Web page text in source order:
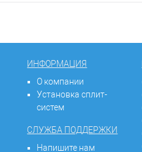
ИНФОРМАЦИЯ
О компании
Установка сплит-
систем
СЛУЖБА ПОДДЕРЖКИ
Напишите нам